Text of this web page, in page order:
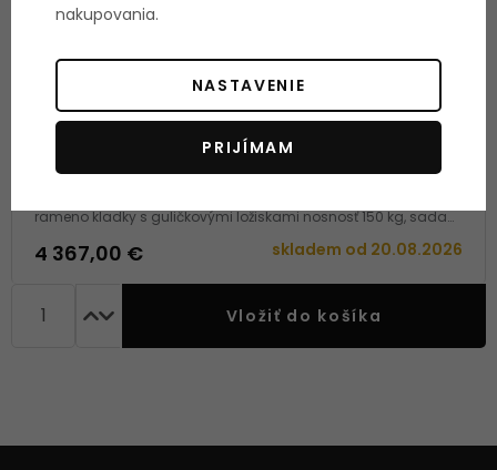
BH FITNESS L610 Abs / Hyperexetenzia
rameno kladky s guličkovými ložiskami nosnosť 150 kg, sada
4 367,00 € skladem od 20.08.2026
Vložiť do košíka
nakupovania.
NASTAVENIE
PRIJÍMAM